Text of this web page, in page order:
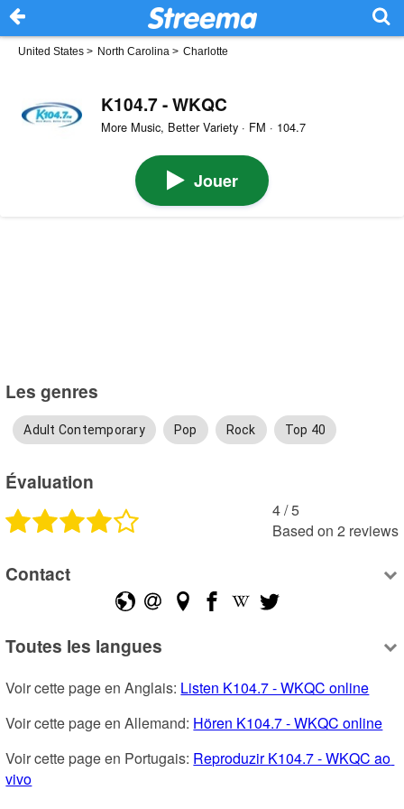
United States > North Carolina > Charlotte
K104.7 - WKQC
More Music, Better Variety · FM · 104.7
Jouer
Les genres
Adult Contemporary Pop Rock Top 40
Évaluation
4 /5
Based on 2 reviews
Contact
Toutes les langues
Voir cette page en Anglais: Listen K104.7 - WKQC online
Voir cette page en Allemand: Hören K104.7 - WKQC online
Voir cette page en Portugais: Reproduzir K104.7 - WKQC ao
vivo